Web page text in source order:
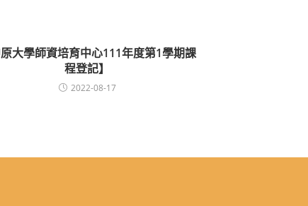
原大學師資培育中心111年度第1學期課
程登記】
2022-08-17